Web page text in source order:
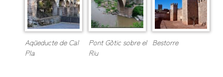
Aqüeducte de Cal
Pla
Pont Gòtic sobre el
Riu
Bestorre